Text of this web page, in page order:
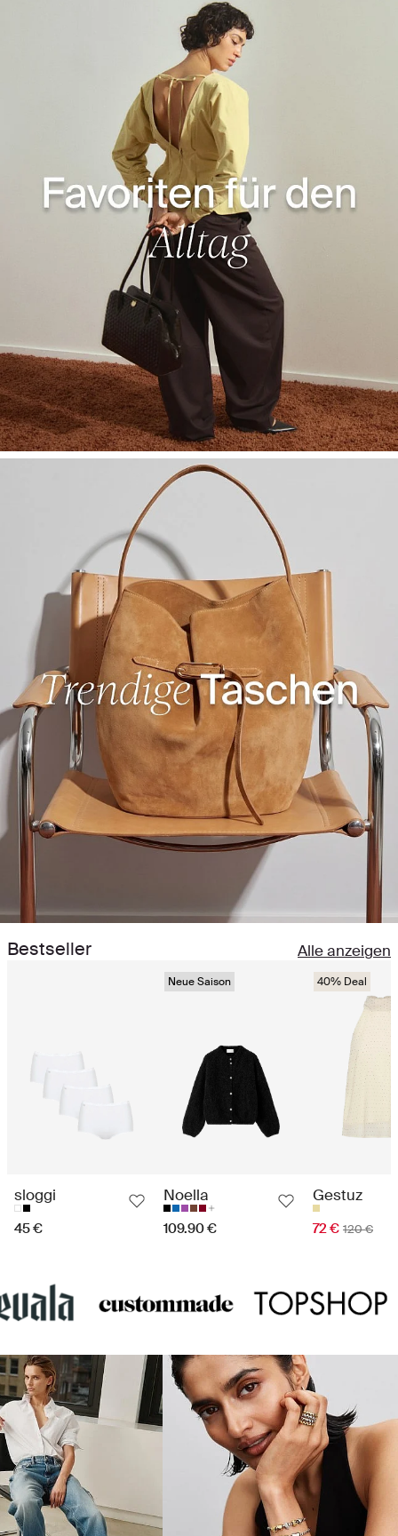
Bestseller Alle anzeigen
sloggi
45 €
Neue Saison
Noella
109.90 €
40% Deal
Gestuz
72 € 120 €